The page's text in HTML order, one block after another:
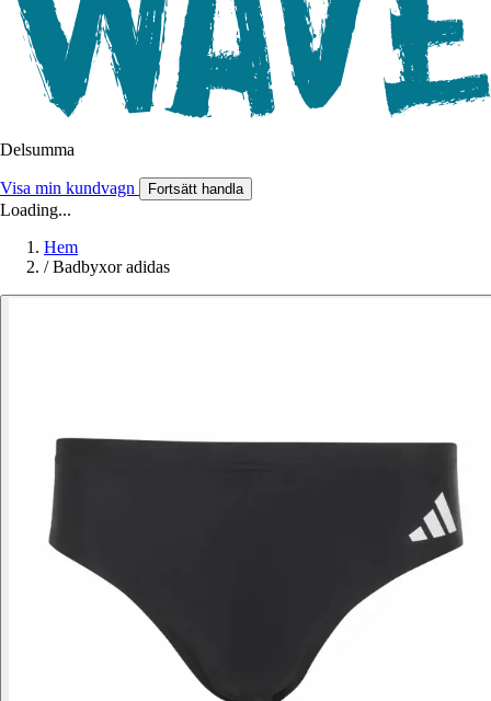
Delsumma
Visa min kundvagn Fortsätt handla
Loading...
Hem
/ Badbyxor adidas